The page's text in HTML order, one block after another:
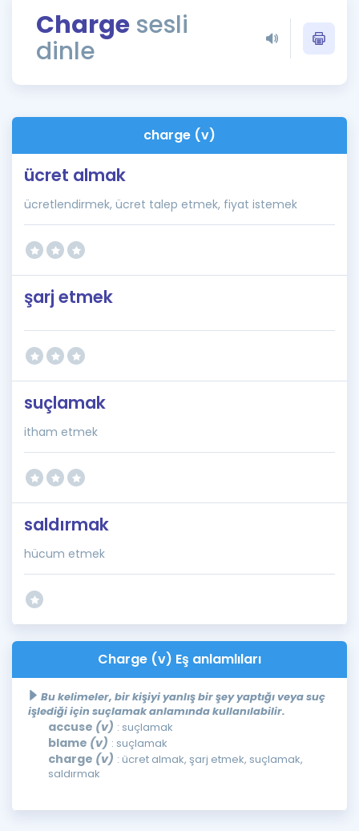
Rehberlik Aracı
ÖSYM Sınav Takvimi
İngilizce Gramer
Charge sesli
dinle
charge (v)
ücret almak
ücretlendirmek, ücret talep etmek, fiyat istemek
şarj etmek
suçlamak
itham etmek
saldırmak
hücum etmek
Charge (v) Eş anlamlıları
Bu kelimeler, bir kişiyi yanlış bir şey yaptığı veya suç
işlediği için suçlamak anlamında kullanılabilir.
accuse (v) : suçlamak
blame (v) : suçlamak
charge (v) : ücret almak, şarj etmek, suçlamak,
saldırmak